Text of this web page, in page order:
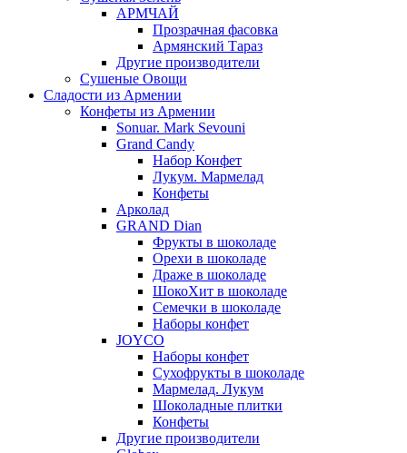
АРМЧАЙ
Прозрачная фасовка
Армянский Тараз
Другие производители
Сушеные Овощи
Сладости из Армении
Конфеты из Армении
Sonuar. Mark Sevouni
Grand Candy
Набор Конфет
Лукум. Мармелад
Конфеты
Арколад
GRAND Dian
Фрукты в шоколаде
Орехи в шоколаде
Драже в шоколаде
ШокоХит в шоколаде
Семечки в шоколаде
Наборы конфет
JOYCO
Наборы конфет
Сухофрукты в шоколаде
Мармелад. Лукум
Шоколадные плитки
Конфеты
Другие производители